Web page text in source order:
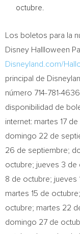
octubre.
Los boletos para la
Disney Hallloween
Disneyland.com/
principal de
número 714-781-
disponibilidad de
internet: martes 17
domingo 22 de
26 de septiembre;
octubre; jueves 3
8 de octubre; jueves
martes 15 de
octubre; martes 22
domingo 27 de